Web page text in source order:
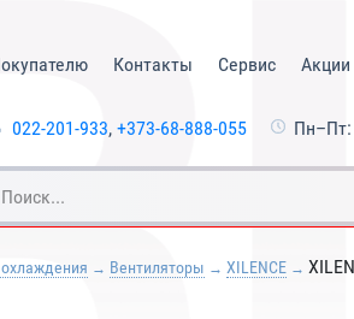
Контакты Сервис Акции
022-201-933, +373-68-888-055 Пн–Пт:
Вентиляторы XILENCE